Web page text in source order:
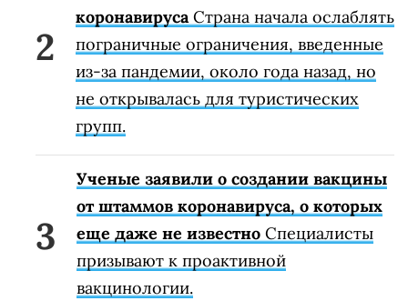
коронавирусаСтрана начала ослаблять
пограничные ограничения, введенные
из-за пандемии, около года назад, но
не открывалась для туристических
групп.
Ученые заявили о создании вакцины
от штаммов коронавируса, о которых
еще даже не известно Специалисты
призывают к проактивной
вакцинологии.